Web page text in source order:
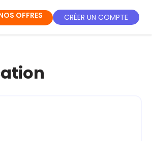
OFFRES CRÉER UN COMPTE